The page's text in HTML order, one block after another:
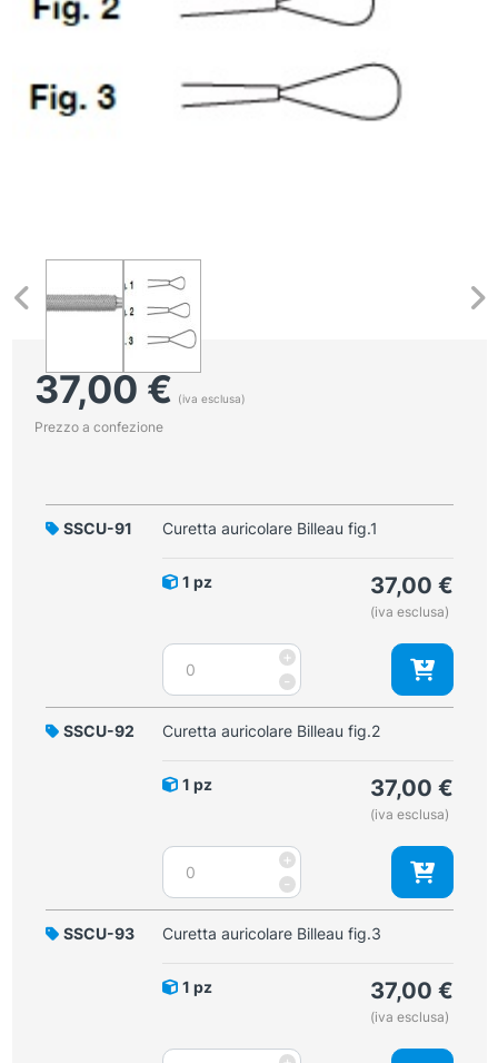
37,00€ (iva esclusa)
Prezzo a confezione
SSCU-91 Curetta auricolare Billeau fig.1
1 pz 37,00 €
(iva esclusa)
-
Curetta
auricolare
Billeau
fig.1
+
SSCU-92 Curetta auricolare Billeau fig.2
1 pz 37,00 €
(iva esclusa)
-
Curetta
auricolare
Billeau
fig.2
+
SSCU-93 Curetta auricolare Billeau fig.3
1 pz 37,00 €
(iva esclusa)
Curetta